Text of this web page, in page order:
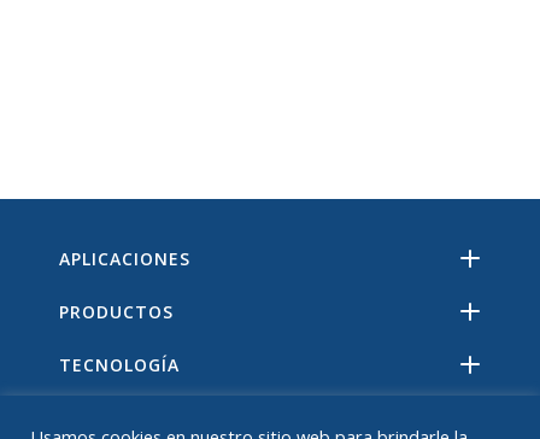
APLICACIONES
PRODUCTOS
TECNOLOGÍA